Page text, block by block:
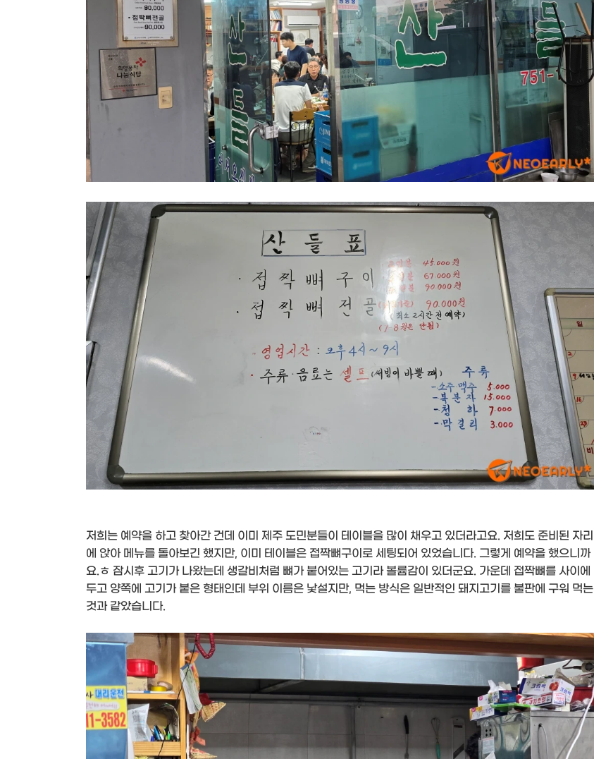
저희는 예약을 하고 찾아간 건데 이미 제주 도민분들이 테이블을 많이 채우고 있더라고요. 저희도 준비된 자리
에 앉아 메뉴를 돌아보긴 했지만, 이미 테이블은 접짝뼈구이로 세팅되어 있었습니다. 그렇게 예약을 했으니까
요.ㅎ 잠시후 고기가 나왔는데 생갈비처럼 뼈가 붙어있는 고기라 볼륨감이 있더군요. 가운데 접짝뼈를 사이에
두고 양쪽에 고기가 붙은 형태인데 부위 이름은 낯설지만, 먹는 방식은 일반적인 돼지고기를 불판에 구워 먹는
것과 같았습니다.